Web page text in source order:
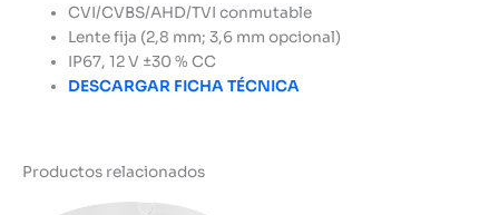
Dahua
cantidad
CVI/CVBS/AHD/TVI conmutable
Lente fija (2,8 mm; 3,6 mm opcional)
IP67, 12 V ±30 % CC
DESCARGAR FICHA TÉCNICA
Productos relacionados